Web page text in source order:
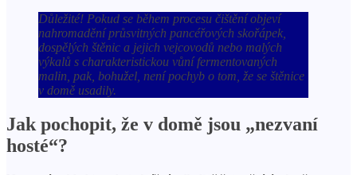
Důležité! Pokud se během procesu čištění objeví
nahromadění průsvitných pancéřových skořápek,
dospělých štěnic a jejich vejcovodů nebo malých
výkalů s charakteristickou vůní fermentovaných
malin, pak, bohužel, není pochyb o tom, že se štěnice
v domě usadily.
Jak pochopit, že v domě jsou „nezvaní
hosté“?